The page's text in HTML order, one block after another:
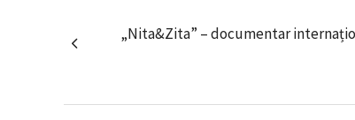
„Nita&Zita” – documentar